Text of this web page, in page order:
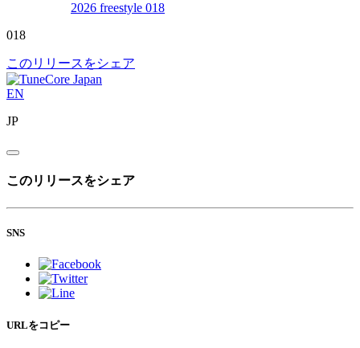
2026 freestyle 018
018
このリリースをシェア
EN
JP
このリリースをシェア
SNS
URLをコピー